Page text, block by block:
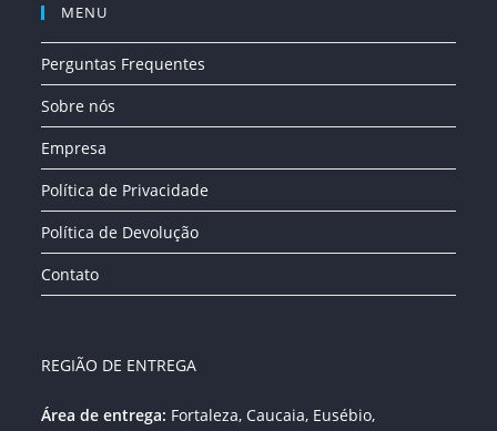
MENU
Perguntas Frequentes
Sobre nós
Empresa
Política de Privacidade
Política de Devolução
Contato
REGIÃO DE ENTREGA
Área de entrega: Fortaleza, Caucaia, Eusébio,